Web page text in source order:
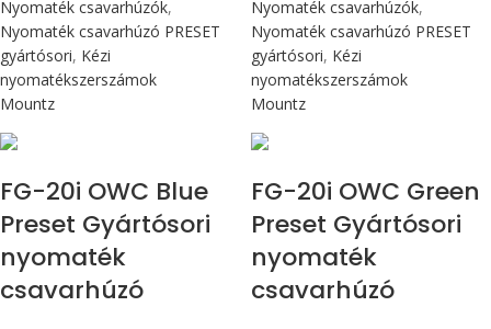
Nyomaték csavarhúzók,
Nyomaték csavarhúzó PRESET
gyártósori, Kézi
nyomatékszerszámok
Mountz
Nyomaték csavarhúzók,
Nyomaték csavarhúzó PRESET
gyártósori, Kézi
nyomatékszerszámok
Mountz
FG-20i OWC Blue
Preset Gyártósori
nyomaték
csavarhúzó
FG-20i OWC Green
Preset Gyártósori
nyomaték
csavarhúzó